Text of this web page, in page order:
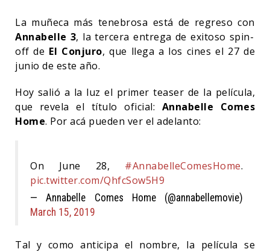
La muñeca más tenebrosa está de regreso con
Annabelle 3, la tercera entrega de exitoso spin-
off de El Conjuro, que llega a los cines el 27 de
junio de este año.
Hoy salió a la luz el primer teaser de la película,
que revela el título oficial: Annabelle Comes
Home. Por acá pueden ver el adelanto:
On June 28, #AnnabelleComesHome.
pic.twitter.com/QhfcSow5H9
— Annabelle Comes Home (@annabellemovie)
March 15, 2019
Tal y como anticipa el nombre, la película se